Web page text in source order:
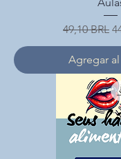
Precio
49,10 BRL
Agregar